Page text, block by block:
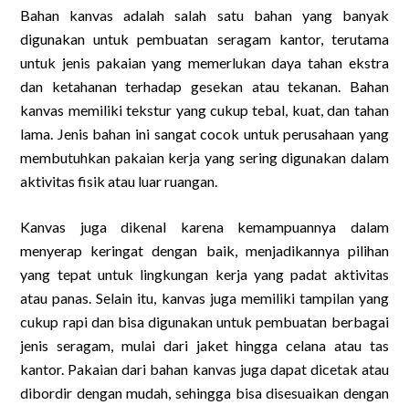
Bahan kanvas adalah salah satu bahan yang banyak
digunakan untuk pembuatan seragam kantor, terutama
untuk jenis pakaian yang memerlukan daya tahan ekstra
dan ketahanan terhadap gesekan atau tekanan. Bahan
kanvas memiliki tekstur yang cukup tebal, kuat, dan tahan
lama. Jenis bahan ini sangat cocok untuk perusahaan yang
membutuhkan pakaian kerja yang sering digunakan dalam
aktivitas fisik atau luar ruangan.
Kanvas juga dikenal karena kemampuannya dalam
menyerap keringat dengan baik, menjadikannya pilihan
yang tepat untuk lingkungan kerja yang padat aktivitas
atau panas. Selain itu, kanvas juga memiliki tampilan yang
cukup rapi dan bisa digunakan untuk pembuatan berbagai
jenis seragam, mulai dari jaket hingga celana atau tas
kantor. Pakaian dari bahan kanvas juga dapat dicetak atau
dibordir dengan mudah, sehingga bisa disesuaikan dengan